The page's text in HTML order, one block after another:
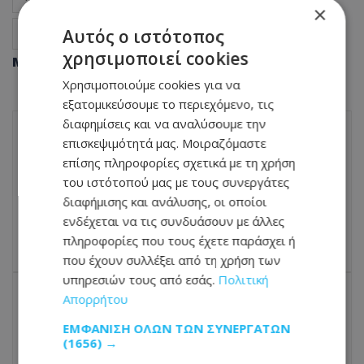
Ειδήσεις Viral
Μοιράσου αυτό το άρθρο
ΠΡΟΗΓΟΎΜΕΝΟ ΆΡΘΡΟ
Αλίκη Βουγιουκλάκη: Το καμαρίνι της στο
Δημοτικό Θέατρο Πειραιά ανοίγει στο
κοινό, 30 χρόνια μετά τον θάνατό της
04.07.2026 - 13:31
Αντιδράσεις στα social media για τον νέο
φωτισμό στις Φοινικούδες – «Εκάμαν τα
×
Αυτός ο ιστότοπος
χρησιμοποιεί cookies
Χρησιμοποιούμε cookies για να
εξατομικεύσουμε το περιεχόμενο, τις
διαφημίσεις και να αναλύσουμε την
επισκεψιμότητά μας. Μοιραζόμαστε
επίσης πληροφορίες σχετικά με τη χρήση
του ιστότοπού μας με τους συνεργάτες
διαφήμισης και ανάλυσης, οι οποίοι
ενδέχεται να τις συνδυάσουν με άλλες
πληροφορίες που τους έχετε παράσχει ή
που έχουν συλλέξει από τη χρήση των
υπηρεσιών τους από εσάς. Πολιτική
Απορρήτου
ΕΜΦΆΝΙΣΗ ΌΛΩΝ ΤΩΝ ΣΥΝΕΡΓΑΤΏΝ
(1656) →